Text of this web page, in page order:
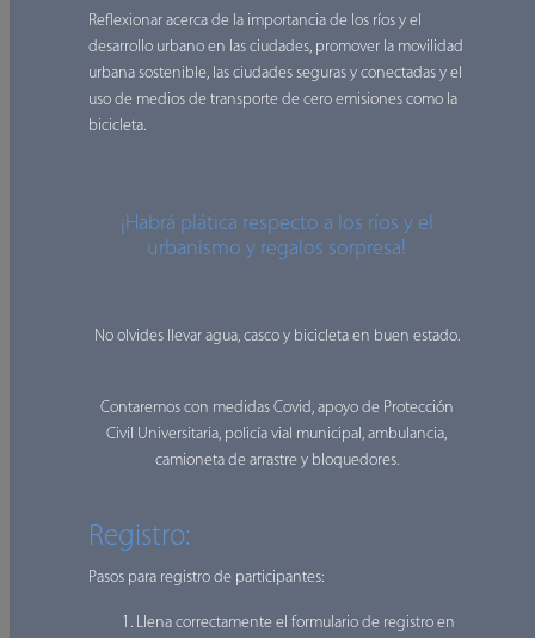
Unibici es un programa institucional que existe desde el
2012 a partir de la primera celebración de la semana de
movilidad urbana sustentable, a partir de esa fecha ha
evolucionado a hacer de la bicicleta una insignia para la
movilidad urbana sostenible y todos los medios que se
Desde entonces ha incluido cada vez más actividades y
eventos, desde talleres de urbanismo táctico, cursos,
ha habido más de 15 y que se dividen en urbanas y ciclo
Unibici incluye los ODS 11 Ciudades y comunidades
sostenibles, ODS13: Acción por el clima, ODS3: Salud y
asentamientos humanos, los Derechos a la movilidad y a la
del estado de SLP, Ley de participación de obra pública
Reflexionar acerca de la importancia de los ríos y el
desarrollo urbano en las ciudades, promover la movilidad
urbana sostenible, las ciudades seguras y conectadas y el
uso de medios de transporte de cero emisiones como la
bicicleta.
¡Habrá plática respecto a los ríos y el
urbanismo y regalos sorpresa!
No olvides llevar agua, casco y bicicleta en buen estado.
Contaremos con medidas Covid, apoyo de Protección
Civil Universitaria, policía vial municipal, ambulancia,
camioneta de arrastre y bloquedores.
Registro:
Pasos para registro de participantes:
Llena correctamente el formulario de registro en